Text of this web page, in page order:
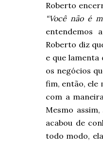
Roberto
“Você não é
entendemos
Roberto diz
e que lamenta
os negócios
fim, então, ele
com a
Mesmo assim,
acabou de
todo modo,